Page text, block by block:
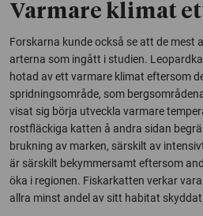
Varmare klimat
Forskarna kunde också se att de mest
arterna som ingått i studien.
hotad av ett varmare klimat eftersom
spridningsområde, som
visat sig börja utveckla varmare
rostfläckiga katten å andra sidan
brukning av marken, särskilt av
är särskilt bekymmersamt eftersom
öka i regionen. Fiskarkatten verkar
allra minst andel av sitt habitat